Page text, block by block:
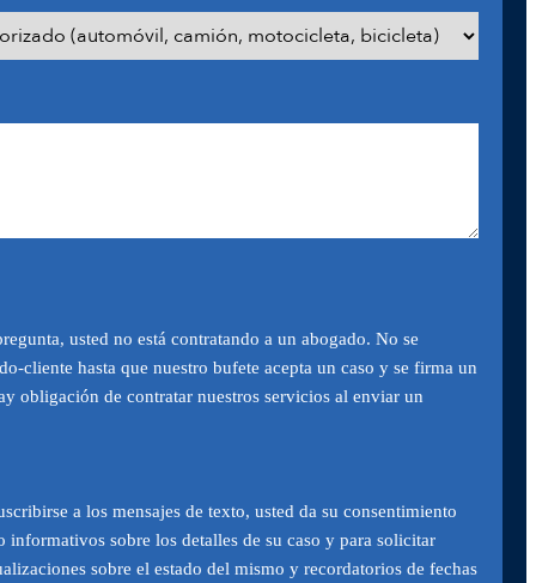
usted no está contratando a un abogado. No se
cliente hasta que nuestro bufete acepta un caso y se firma un
obligación de contratar nuestros servicios al enviar un
a los mensajes de texto, usted da su consentimiento
informativos sobre los detalles de su caso y para solicitar
sobre el estado del mismo y recordatorios de fechas